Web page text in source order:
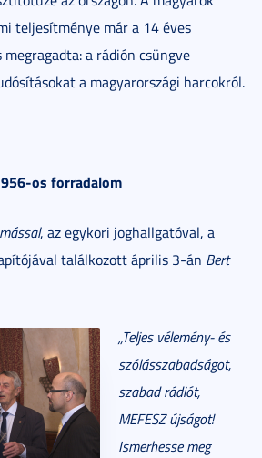
teljesítménye már a 14 éves
a rádión csüngve
a magyarországi harcokról.
os forradalom
, az egykori joghallgatóval, a
találkozott április 3-án Bert
„Teljes vélemény- és
szólásszabadságot,
szabad rádiót,
MEFESZ újságot!
Ismerhesse meg